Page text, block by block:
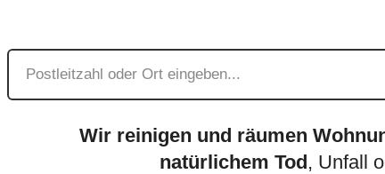
Wir reinigen und räumen
natürlichem Tod, Unfall